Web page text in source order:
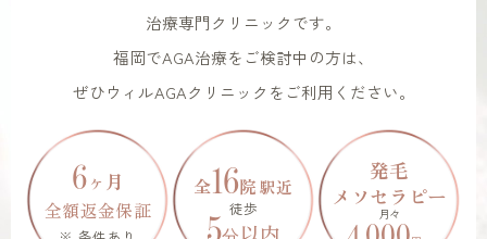
治療専門クリニックです。
福岡でAGA治療をご検討中の方は、
ぜひウィルAGAクリニックをご利用ください。
6ヶ月
全額返金保証
全16院駅近
徒歩
5 以内
発毛
メソセラピー
月々